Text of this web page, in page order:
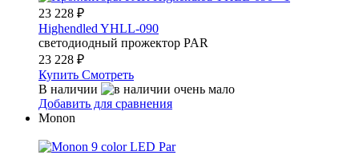
23 228 ₽
Highendled YHLL-090
светодиодный прожектор PAR
23 228 ₽
Купить Смотреть
В наличии
Добавить для сравнения
Monon